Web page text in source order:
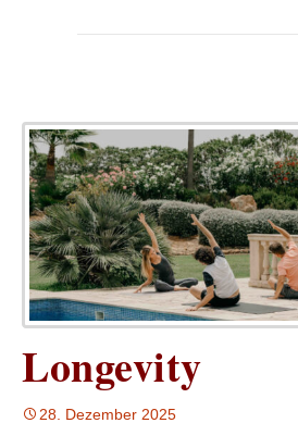
Longevity
28. Dezember 2025